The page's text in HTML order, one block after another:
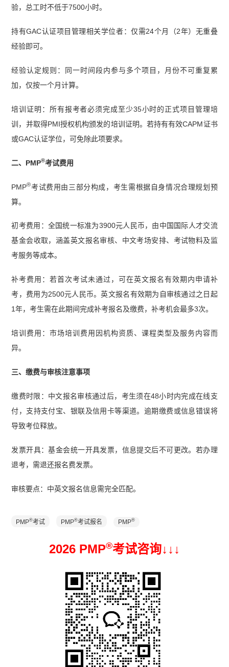
验，总工时不低于7500小时。
持有GAC认证项目管理相关学位者：仅需24个月（2年）无重叠
经验即可。
经验认定规则：同一时间段内参与多个项目，月份不可重复累
加，仅按一个月计算。
培训证明：所有报考者必须完成至少35小时的正式项目管理培
训，并取得PMI授权机构颁发的培训证明。若持有有效CAPM证书
或GAC认证学位，可免除此项要求。
二、PMP®考试费用
PMP®考试费用由三部分构成，考生需根据自身情况合理规划预
算。
初考费用：全国统一标准为3900元人民币，由中国国际人才交流
基金会收取，涵盖英文报名审核、中文考场安排、考试物料及监
考服务等成本。
补考费用：若首次考试未通过，可在英文报名有效期内申请补
考，费用为2500元人民币。英文报名有效期为自审核通过之日起
1年，考生需在此期间完成补考报名及缴费，补考机会最多3次。
培训费用：市场培训费用因机构资质、课程类型及服务内容而
异。
三、缴费与审核注意事项
缴费时限：中文报名审核通过后，考生须在48小时内完成在线支
付，支持支付宝、银联及信用卡等渠道。逾期缴费或信息错误将
导致考位释放。
发票开具：基金会统一开具发票，信息提交后不可更改。若办理
退考，需退还报名费发票。
审核要点：中英文报名信息需完全匹配。
PMP®考试 PMP®考试报名 PMP®
2026 PMP®考试咨询↓ ↓ ↓